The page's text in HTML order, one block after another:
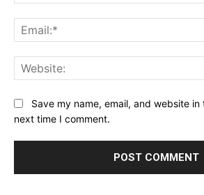
Save my name, email, and website
next time I comment.